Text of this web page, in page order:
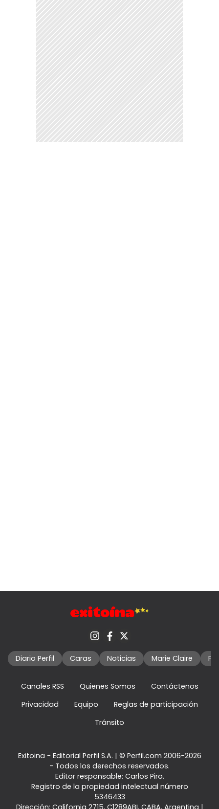
Diario Perfil Caras Noticias Marie Claire
Canales RSS Quienes Somos
Contáctenos
Privacidad
Equipo
Reglas de participación
Tránsito
Exitoina - Editorial Perfil S.A. | © Perfil.com 2006-2026
- Todos los derechos reservados.
Editor responsable: Carlos Piro.
Registro de la propiedad intelectual número
5346433
Dirección: California 2715, C1289ABI, CABA, Argentina |